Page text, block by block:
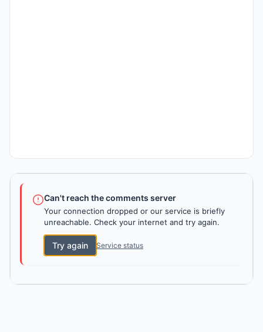
Can't reach the comments server
Your connection dropped or our service is briefly
unreachable. Check your internet and try again.
Try again Service status